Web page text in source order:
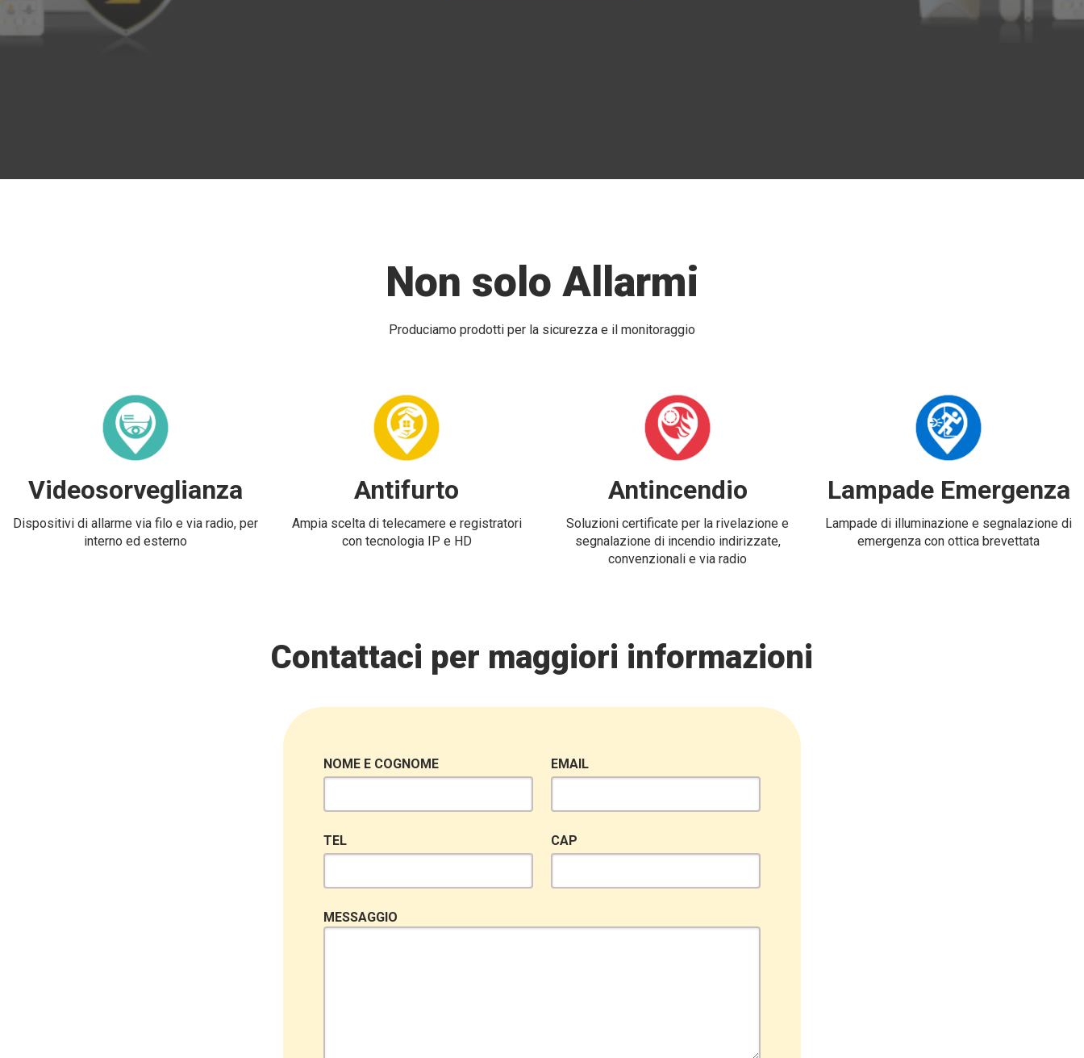
Non solo Allarmi
Produciamo prodotti per la sicurezza e il monitoraggio
Videosorveglianza
Dispositivi di allarme via filo e via radio, per
interno ed esterno
Antifurto
Ampia scelta di telecamere e registratori
con tecnologia IP e HD
Antincendio
Soluzioni certificate per la rivelazione e
segnalazione di incendio indirizzate,
convenzionali e via radio
Lampade Emergenza
Lampade di illuminazione e segnalazione di
emergenza con ottica brevettata
Contattaci per maggiori informazioni
NOME E COGNOME EMAIL
TEL CAP
MESSAGGIO